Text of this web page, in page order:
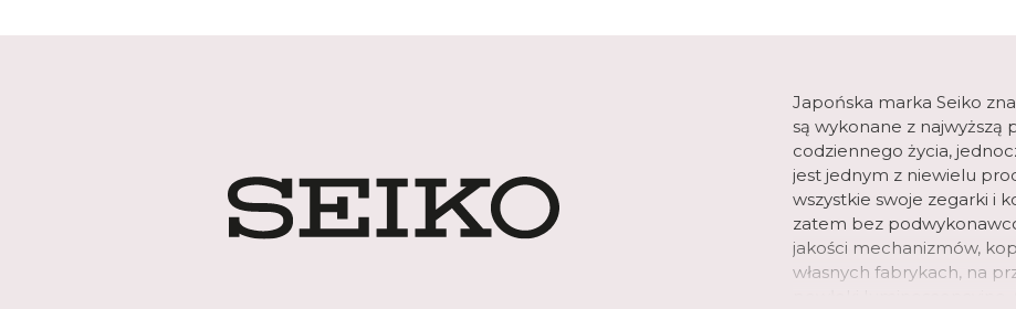
Japońska marka Seiko
są wykonane z
codziennego życia,
jest jednym z niewielu
wszystkie swoje zegarki i
zatem bez
jakości mechanizmów,
własnych fabrykach, na